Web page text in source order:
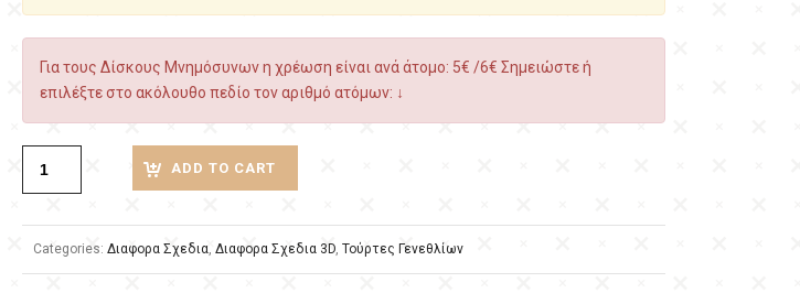
Για τους Δίσκους Μνημόσυνων η χρέωση είναι ανά άτομο: 5€ /6€ Σημειώστε ή
επιλέξτε στο ακόλουθο πεδίο τον αριθμό ατόμων: ↓
ADD TO CART
Categories: Διαφορα Σχεδια, Διαφορα Σχεδια 3D, Τούρτες Γενεθλίων